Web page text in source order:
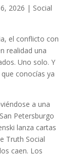
2026 | Social
el conflicto con
realidad una
Uno solo. Y
conocías ya
a una
Petersburgo
lanza cartas
Truth Social
caen. Los